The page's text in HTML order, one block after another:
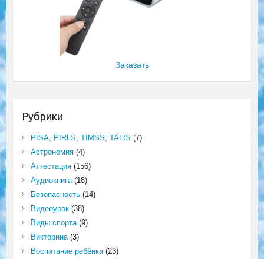
Заказать
Рубрики
PISA, PIRLS, TIMSS, TALIS (7)
Астрономия(4)
Аттестация(156)
Аудиокнига(18)
Безопасность(14)
Видеоурок(38)
Виды спорта(9)
Викторина(3)
Воспитание ребёнка(23)